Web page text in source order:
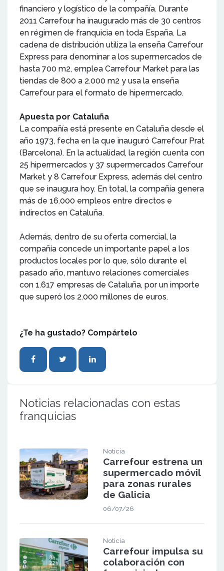
financiero y logístico de la compañía. Durante
2011 Carrefour ha inaugurado más de 30 centros
en régimen de franquicia en toda España. La
cadena de distribución utiliza la enseña Carrefour
Express para denominar a los supermercados de
hasta 700 m2, emplea Carrefour Market para las
tiendas de 800 a 2.000 m2 y usa la enseña
Carrefour para el formato de hipermercado.
Apuesta por Cataluña
La compañía está presente en Cataluña desde el
año 1973, fecha en la que inauguró Carrefour Prat
(Barcelona). En la actualidad, la región cuenta con
25 hipermercados y 37 supermercados Carrefour
Market y 8 Carrefour Express, además del centro
que se inaugura hoy. En total, la compañía genera
más de 16.000 empleos entre directos e
indirectos en Cataluña.
Además, dentro de su oferta comercial, la
compañía concede un importante papel a los
productos locales por lo que, sólo durante el
pasado año, mantuvo relaciones comerciales
con 1.617 empresas de Cataluña, por un importe
que superó los 2.000 millones de euros.
¿Te ha gustado? Compártelo
Noticias relacionadas con estas
franquicias
Noticia
Carrefour estrena un
supermercado móvil
para zonas rurales
de Galicia
06/07/26
Noticia
Carrefour impulsa su
colaboración con